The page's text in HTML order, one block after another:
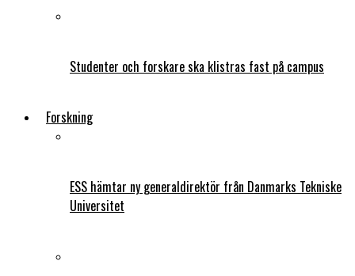
Studenter och forskare ska klistras fast på campus
Forskning
ESS hämtar ny generaldirektör från Danmarks Tekniske
Universitet